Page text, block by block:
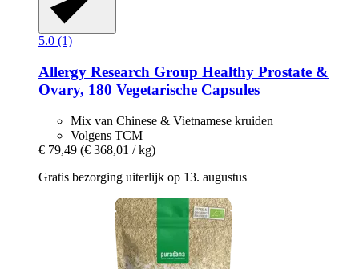
5.0 (1)
Allergy Research Group Healthy Prostate &
Ovary, 180 Vegetarische Capsules
Mix van Chinese & Vietnamese kruiden
Volgens TCM
€ 79,49 (€ 368,01 / kg)
Gratis bezorging uiterlijk op 13. augustus